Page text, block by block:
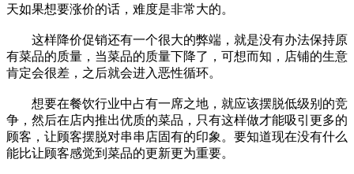
天如果想要涨价的话，难度是非常大的。
这样降价促销还有一个很大的弊端，就是没有办法保持原
有菜品的质量，当菜品的质量下降了，可想而知，店铺的生意
肯定会很差，之后就会进入恶性循环。
想要在餐饮行业中占有一席之地，就应该摆脱低级别的竞
争，然后在店内推出优质的菜品，只有这样做才能吸引更多的
顾客，让顾客摆脱对串串店固有的印象。要知道现在没有什么
能比让顾客感觉到菜品的更新更为重要。